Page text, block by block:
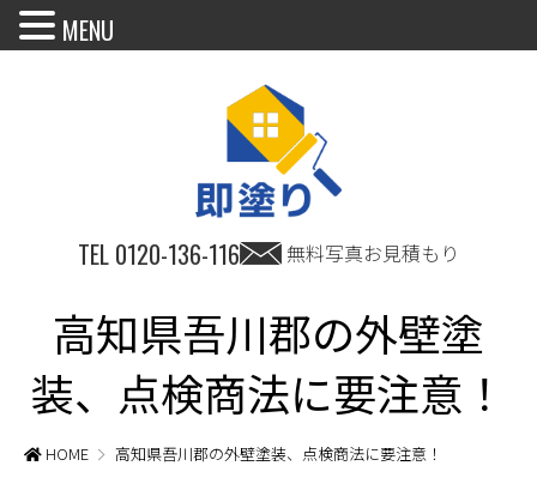
TEL 0120-136-116 無料写真お見積もり
高知県吾川郡の外壁塗
装、点検商法に要注意！
HOME 高知県吾川郡の外壁塗装、点検商法に要注意！
MENU